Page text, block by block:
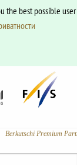
the best possible
Berkutschi Premium